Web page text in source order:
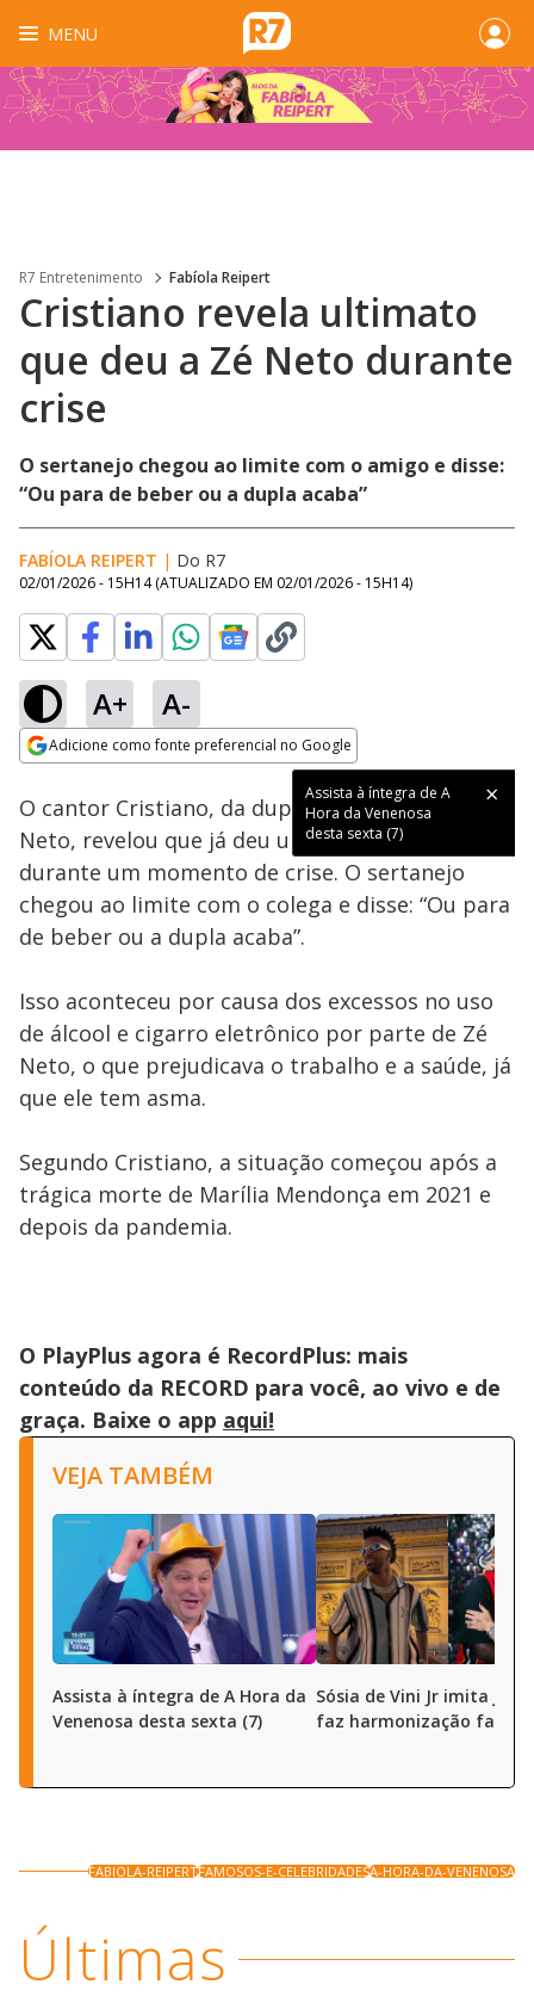
MENU
R7 Entretenimento Fabíola Reipert
Cristiano revela ultimato
que deu a Zé Neto durante
crise
O sertanejo chegou ao limite com o amigo e disse:
“Ou para de beber ou a dupla acaba”
FABÍOLA REIPERT | Do R7
02/01/2026 - 15H14 (ATUALIZADO EM 02/01/2026 - 15H14)
A+ A-
Adicione como fonte preferencial no Google
Assista à íntegra de A
Hora da Venenosa
desta sexta (7)
Ativar
Loaded:
41.15%
O cantor Cristiano, da dupla sertaneja com Zé
Neto, revelou que já deu um ultimato no amigo
durante um momento de crise. O sertanejo
chegou ao limite com o colega e disse: “Ou para
de beber ou a dupla acaba”.
Isso aconteceu por causa dos excessos no uso
de álcool e cigarro eletrônico por parte de Zé
Neto, o que prejudicava o trabalho e a saúde, já
que ele tem asma.
Segundo Cristiano, a situação começou após a
trágica morte de Marília Mendonça em 2021 e
depois da pandemia.
O PlayPlus agora é RecordPlus: mais
conteúdo da RECORD para você, ao vivo e de
graça. Baixe o app aqui!
VEJA TAMBÉM
Assista à íntegra de A Hora da
Venenosa desta sexta (7)
Sósia de Vini Jr imita
faz harmonização facial
FABIOLA-REIPERTFAMOSOS-E-CELEBRIDADESA-HORA-DA-VENENOSA
Últimas